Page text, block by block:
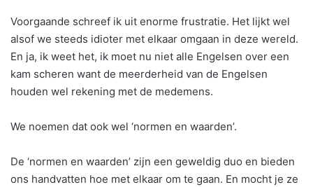
Voorgaande schreef ik uit enorme frustratie. Het lijkt wel
alsof we steeds idioter met elkaar omgaan in deze wereld.
En ja, ik weet het, ik moet nu niet alle Engelsen over een
kam scheren want de meerderheid van de Engelsen
houden wel rekening met de medemens.
We noemen dat ook wel ‘normen en waarden’.
De ‘normen en waarden’ zijn een geweldig duo en bieden
ons handvatten hoe met elkaar om te gaan. En mocht je ze